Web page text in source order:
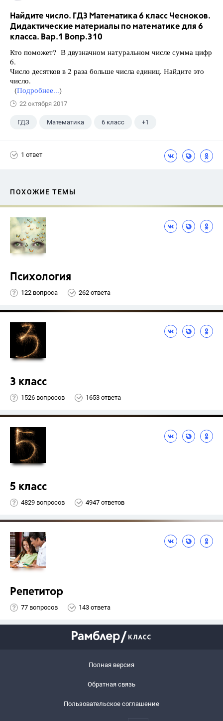
Найдите число. ГДЗ Математика 6 класс Чесноков.
Дидактические материалы по математике для 6
класса. Вар.1 Вопр.310
Кто поможет? В двузначном натуральном числе сумма цифр
6.
Число десятков в 2 раза больше числа единиц. Найдите это
число.
(Подробнее...)
22 октября 2017
ГДЗ Математика 6 класс +1
1 ответ
ПОХОЖИЕ ТЕМЫ
Психология
122 вопроса 262 ответа
3 класс
1526 вопросов 1653 ответа
5 класс
4829 вопросов 4947 ответов
Репетитор
77 вопросов 143 ответа
Полная версия
Обратная связь
Пользовательское соглашение